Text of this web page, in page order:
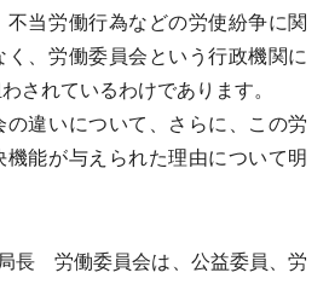
不当労働行為などの労使紛争に関
く、労働委員会という行政機関に
されているわけであります。
違いについて、さらに、この労
能が与えられた理由について明
長 労働委員会は、公益委員、労